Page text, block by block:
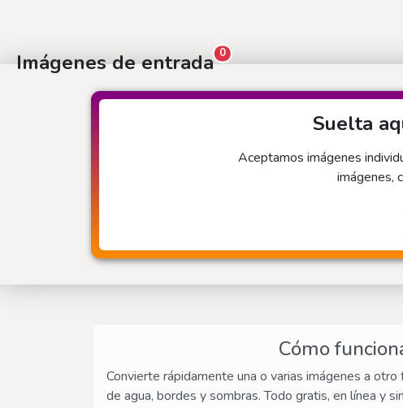
0
Imágenes de entrada
Suelta
Aceptamos imágenes
imágenes,
Cómo
Convierte rápidamente una o varias imágenes a
de agua, bordes y sombras. Todo gratis, en línea y